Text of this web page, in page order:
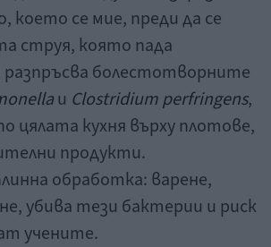
което се мие, преди да се
струя, която пада
разпръсва болестотворните
и Clostridium perfringens,
цялата кухня върху плотове,
продукти.
обработка: варене,
убива тези бактерии и риск
учените.